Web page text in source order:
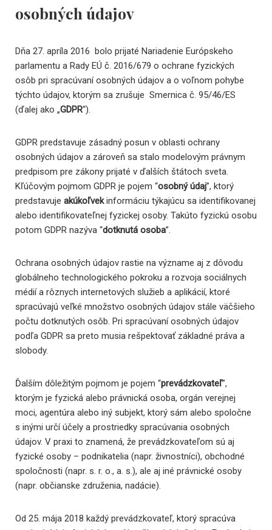
osobných údajov
Dňa 27. apríla 2016 bolo prijaté Nariadenie Európskeho
parlamentu a Rady EÚ č. 2016/679 o ochrane fyzických
osôb pri spracúvaní osobných údajov a o voľnom pohybe
týchto údajov, ktorým sa zrušuje Smernica č. 95/46/ES
(ďalej ako „GDPR“).
GDPR predstavuje zásadný posun v oblasti ochrany
osobných údajov a zároveň sa stalo modelovým právnym
predpisom pre zákony prijaté v ďalších štátoch sveta.
Kľúčovým pojmom GDPR je pojem “osobný údaj”, ktorý
predstavuje akúkoľvekinformáciu týkajúcu sa identifikovanej
alebo identifikovateľnej fyzickej osoby. Takúto fyzickú osobu
potom GDPR nazýva “dotknutá osoba”.
Ochrana osobných údajov rastie na význame aj z dôvodu
globálneho technologického pokroku a rozvoja sociálnych
médií a rôznych internetových služieb a aplikácií, ktoré
spracúvajú veľké množstvo osobných údajov stále väčšieho
počtu dotknutých osôb. Pri spracúvaní osobných údajov
podľa GDPR sa preto musia rešpektovať základné práva a
slobody.
Ďalším dôležitým pojmom je pojem “prevádzkovateľ”,
ktorým je fyzická alebo právnická osoba, orgán verejnej
moci, agentúra alebo iný subjekt, ktorý sám alebo spoločne
s inými určí účely a prostriedky spracúvania osobných
údajov. V praxi to znamená, že prevádzkovateľom sú aj
fyzické osoby – podnikatelia (napr. živnostníci), obchodné
spoločnosti (napr. s. r. o., a. s.), ale aj iné právnické osoby
(napr. občianske združenia, nadácie).
Od 25. mája 2018 každý prevádzkovateľ, ktorý spracúva